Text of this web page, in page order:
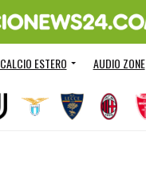
CALCIO ESTERO AUDIO ZONE